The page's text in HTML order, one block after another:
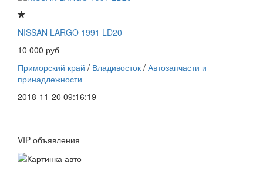
NISSAN LARGO 1991 LD20
10 000 руб
Приморский край / Владивосток / Автозапчасти и
принадлежности
2018-11-20 09:16:19
VIP объявления